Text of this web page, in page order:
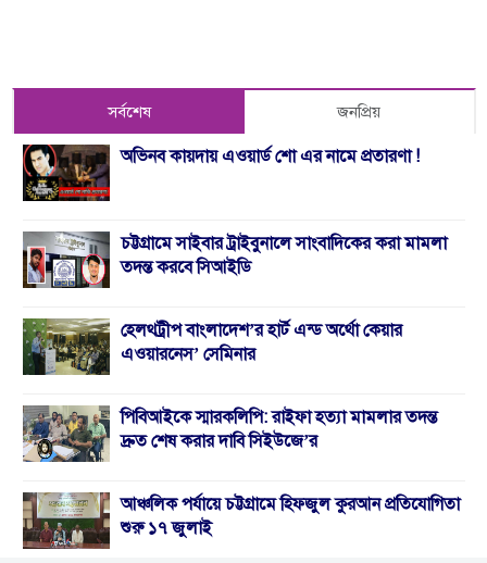
সর্বশেষ জনপ্রিয়
অভিনব কায়দায় এওয়ার্ড শো এর নামে প্রতারণা !
চট্টগ্রামে সাইবার ট্রাইবুনালে সাংবাদিকের করা মামলা
তদন্ত করবে সিআইডি
হেলথট্রীপ বাংলাদেশ’র হার্ট এন্ড অর্থো কেয়ার
এওয়ারনেস’ সেমিনার
পিবিআইকে স্মারকলিপি: রাইফা হত্যা মামলার তদন্ত
দ্রুত শেষ করার দাবি সিইউজে’র
আঞ্চলিক পর্যায়ে চট্টগ্রামে হিফজুল কুরআন প্রতিযোগিতা
শুরু ১৭ জুলাই